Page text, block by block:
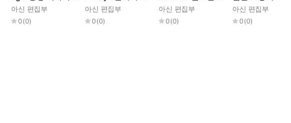
선물
아신 편집부
0(0)
은 데뷔
아신 편집부
0(0)
의 후회
아신 편집부
0(0)
아신 편집부
0(0)